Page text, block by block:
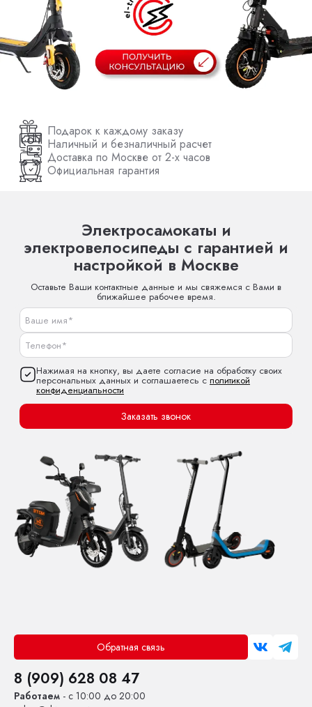
Подарок к каждому заказу
Наличный и безналичный расчет
Доставка по Москве от 2-х часов
Официальная гарантия
Электросамокаты и
электровелосипеды с гарантией и
настройкой в Москве
Оставьте Ваши контактные данные и мы свяжемся с Вами в
ближайшее рабочее время.
Нажимая на кнопку, вы даете согласие на обработку своих
персональных данных и соглашаетесь с политикой
конфиденциальности
Заказать звонок
Обратная связь
8 (909) 628 08 47
Работаем - с 10:00 до 20:00